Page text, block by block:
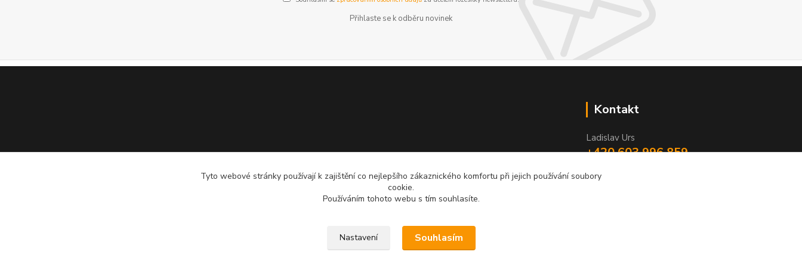
Přihlaste se k odběru novinek
Kontakt
Ladislav Urs
+420 603 996 859
Tyto webové stránky používají k zajištění co nejlepšího zákaznického komfortu při jejich používání soubory
cookie.
Používáním tohoto webu s tím souhlasíte.
Nastavení Souhlasím